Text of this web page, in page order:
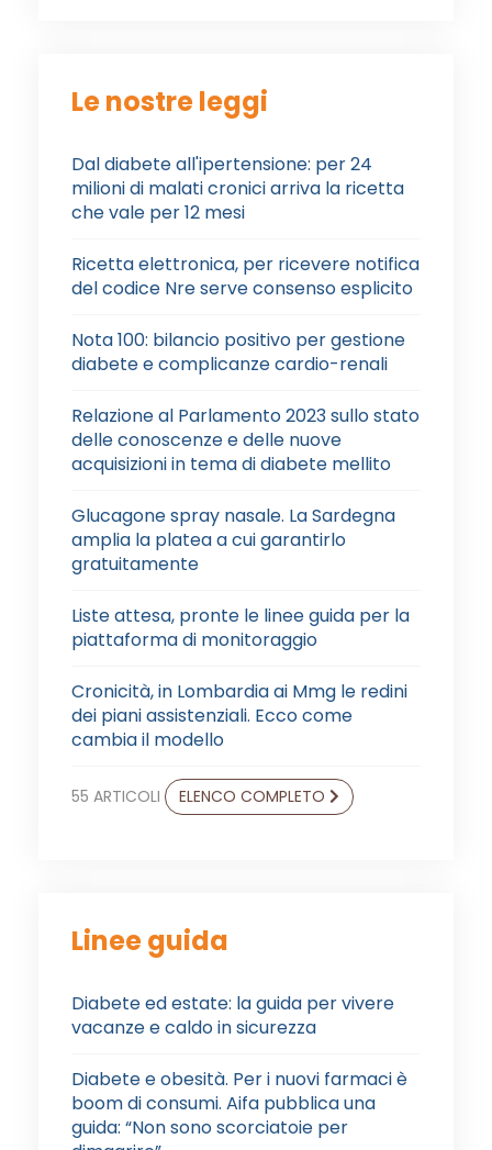
Le nostre leggi
Dal diabete all'ipertensione: per 24
milioni di malati cronici arriva la ricetta
che vale per 12 mesi
Ricetta elettronica, per ricevere notifica
del codice Nre serve consenso esplicito
Nota 100: bilancio positivo per gestione
diabete e complicanze cardio-renali
Relazione al Parlamento 2023 sullo stato
delle conoscenze e delle nuove
acquisizioni in tema di diabete mellito
Glucagone spray nasale. La Sardegna
amplia la platea a cui garantirlo
gratuitamente
Liste attesa, pronte le linee guida per la
piattaforma di monitoraggio
Cronicità, in Lombardia ai Mmg le redini
dei piani assistenziali. Ecco come
cambia il modello
55 ARTICOLI ELENCO COMPLETO
Linee guida
Diabete ed estate: la guida per vivere
vacanze e caldo in sicurezza
Diabete e obesità. Per i nuovi farmaci è
boom di consumi. Aifa pubblica una
guida: “Non sono scorciatoie per